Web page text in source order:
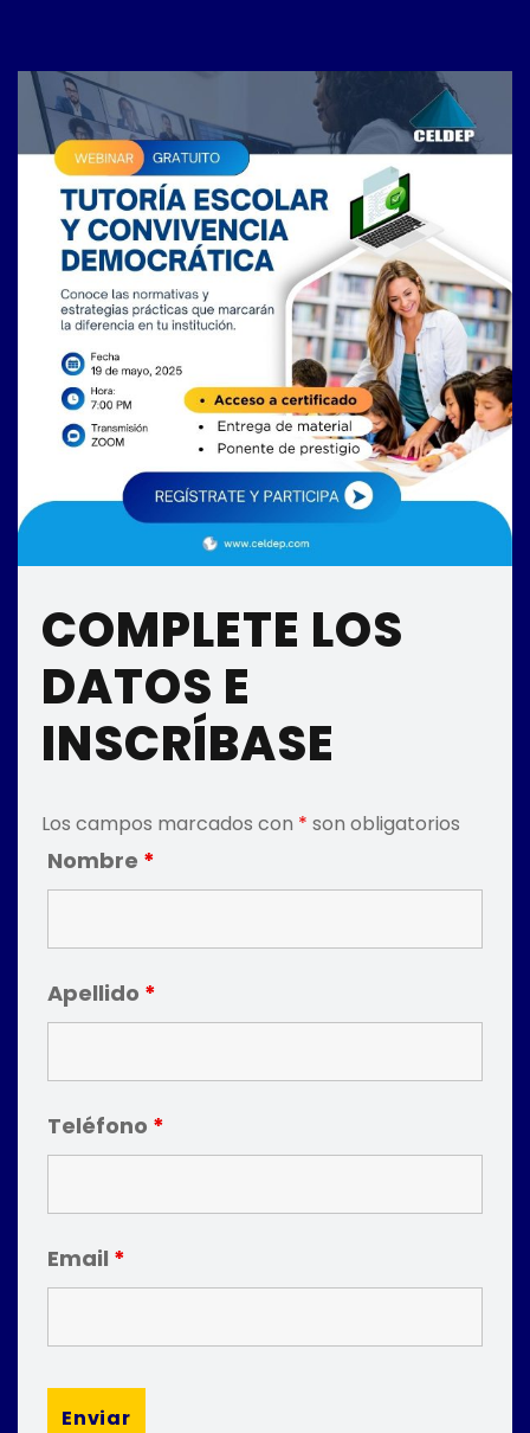
COMPLETE LOS
DATOS E
INSCRÍBASE
Los campos marcados con * son obligatorios
Nombre *
Apellido *
Teléfono *
Email *